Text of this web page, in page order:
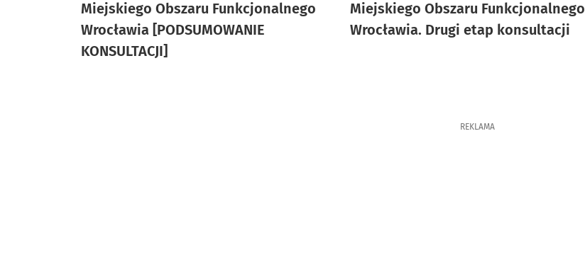
Miejskiego Obszaru Funkcjonalnego
Wrocławia [PODSUMOWANIE
KONSULTACJI]
Miejskiego Obszaru Funkcjonalnego
Wrocławia. Drugi etap konsultacji
REKLAMA